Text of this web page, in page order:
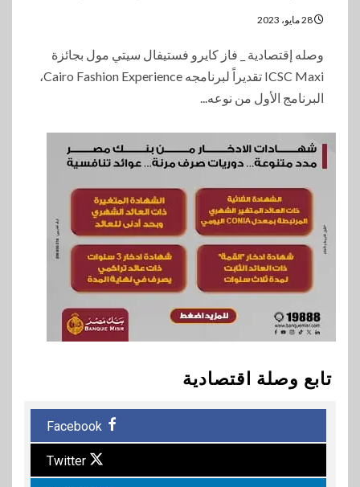
وصله إقتصادية _ فاز كايرو فستيفال سيتي مول بجائزة
ICSC Maxi تقديراً لبرنامجه Cairo Fashion Experience،
البرنامج الأول من نوعه...
تابع وصلة اقتصادية
Facebook
Twitter